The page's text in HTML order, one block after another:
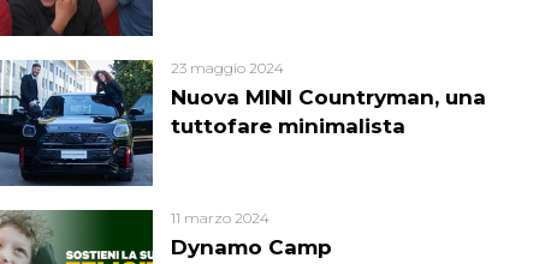
Nuova MINI Countryman, una
tuttofare minimalista
23 maggio 2024
Dynamo Camp
11 marzo 2024